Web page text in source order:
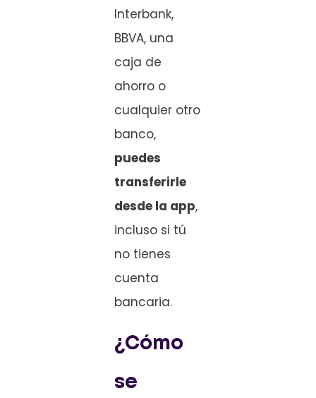
Interbank,
BBVA, una
caja de
ahorro o
cualquier otro
banco,
puedes
transferirle
desde la app,
incluso si tú
no tienes
cuenta
bancaria.
¿Cómo
se